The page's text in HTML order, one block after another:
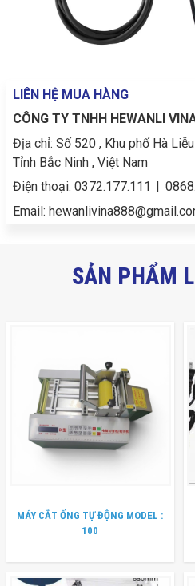
LIÊN HỆ MUA HÀNG
CÔNG TY TNHH HEWANLI
Địa chỉ: Số 520 , Khu phố Hà
Tỉnh Bắc Ninh , Việt Nam
Điện thoại: 0372.177.111 |
Email:
SẢN PHẨM
MÁY CẮT ỐNG TỰ ĐỘNG MODEL :
100